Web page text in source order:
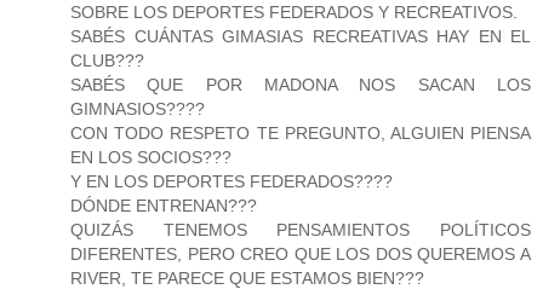
SOBRE LOS DEPORTES FEDERADOS Y RECREATIVOS.
SABÉS CUÁNTAS GIMASIAS RECREATIVAS HAY EN EL
CLUB???
SABÉS QUE POR MADONA NOS SACAN LOS
GIMNASIOS????
CON TODO RESPETO TE PREGUNTO, ALGUIEN PIENSA
EN LOS SOCIOS???
Y EN LOS DEPORTES FEDERADOS????
DÓNDE ENTRENAN???
QUIZÁS TENEMOS PENSAMIENTOS POLÍTICOS
DIFERENTES, PERO CREO QUE LOS DOS QUEREMOS A
RIVER, TE PARECE QUE ESTAMOS BIEN???